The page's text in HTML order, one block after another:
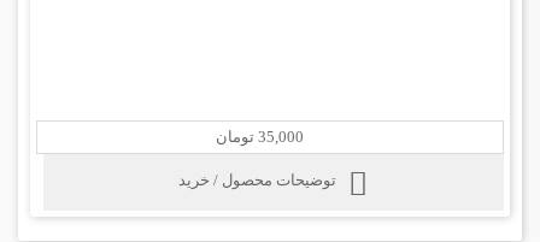
35,000 تومان
توضیحات محصول / خرید